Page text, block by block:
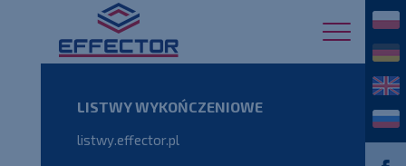
LISTWY WYKOŃCZENIOWE
listwy.effector.pl